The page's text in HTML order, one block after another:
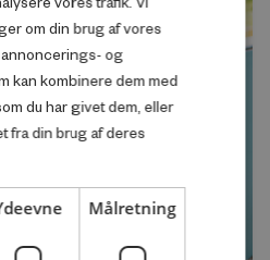
om din brug af vores
og
kan kombinere dem med
du har givet dem, eller
fra din brug af deres
Målretning